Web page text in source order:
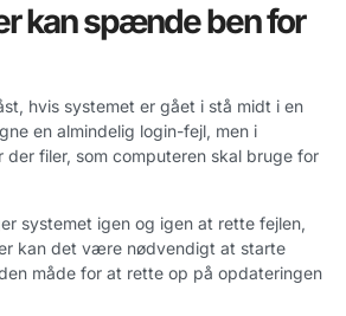
kan spænde ben for
hvis systemet er gået i stå midt i en
en almindelig login-fejl, men i
der filer, som computeren skal bruge for
systemet igen og igen at rette fejlen,
kan det være nødvendigt at starte
måde for at rette op på opdateringen